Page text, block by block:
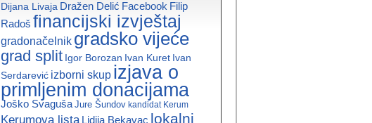
Dijana Livaja Dražen Delić Facebook Filip
Radoš financijski izvještaj
gradonačelnik gradsko vijeće
grad split Igor Borozan Ivan Kuret Ivan
Serdarević izborni skup izjava o
primljenim donacijama
Joško Svaguša Jure Šundov kandidat Kerum
Kerumova lista Lidija Bekavac lokalni